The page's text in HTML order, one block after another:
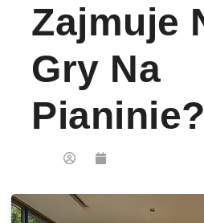
Zajmuje
Gry Na
Pianinie?